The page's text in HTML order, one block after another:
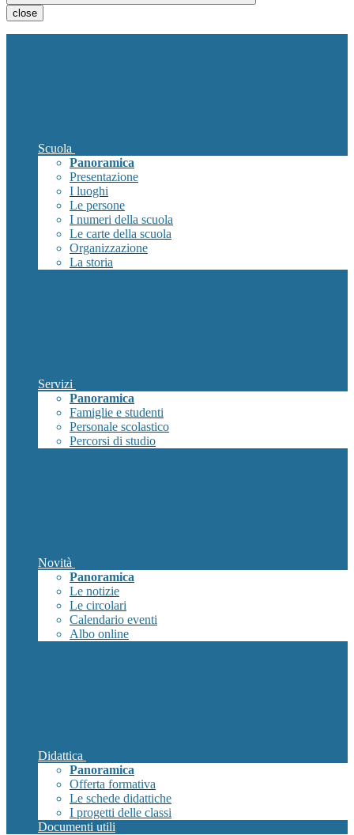
close
Scuola
Panoramica
Presentazione
I luoghi
Le persone
I numeri della scuola
Le carte della scuola
Organizzazione
La storia
Servizi
Panoramica
Famiglie e studenti
Personale scolastico
Percorsi di studio
Novità
Panoramica
Le notizie
Le circolari
Calendario eventi
Albo online
Didattica
Panoramica
Offerta formativa
Le schede didattiche
I progetti delle classi
Documenti utili